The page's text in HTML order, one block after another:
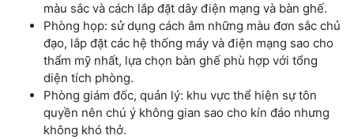
màu sắc và cách lắp đặt dây điện mạng và bàn ghế.
Phòng họp: sử dụng cách âm những màu đơn sắc chủ
đạo, lắp đặt các hệ thống máy và điện mạng sao cho
thẩm mỹ nhất, lựa chọn bàn ghế phù hợp với tổng
diện tích phòng.
Phòng giám đốc, quản lý: khu vực thể hiện sự tôn
quyền nên chú ý không gian sao cho kín đáo nhưng
không khó thở.